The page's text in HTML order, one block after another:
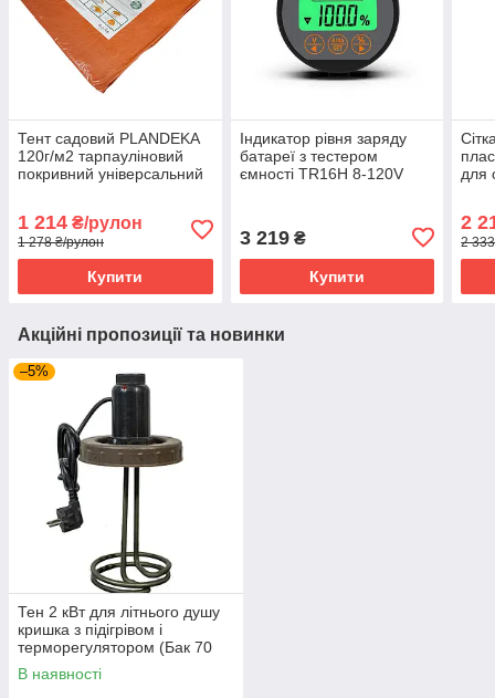
Тент садовий PLANDEKA
120г/м2 тарпауліновий
покривний універсальний
1 214 ₴/рулон
1 278 ₴/рулон
Купити
Індикатор рівня заряду
батареї з тестером
ємності TR16H 8-120V
3 219₴
Купити
для
2
2
Акційні пропозиції та новинки
–5%
Тен 2 кВт для літнього душу
кришка з підігрівом і
терморегулятором (Бак 70
літрів)
В наявності